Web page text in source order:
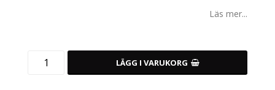
Läs mer...
LÄGG I VARUKORG